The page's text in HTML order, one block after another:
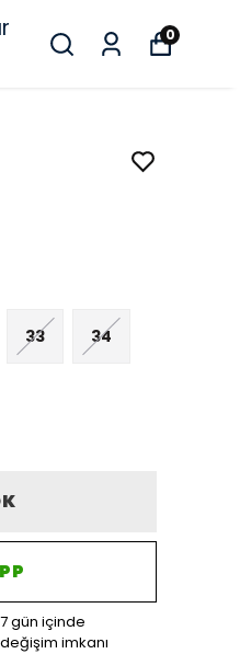
0
33 34
7 gün içinde
değişim imkanı